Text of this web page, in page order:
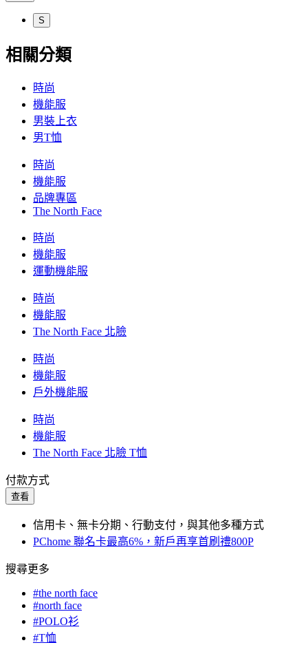
S
相關分類
時尚
機能服
男裝上衣
男T恤
時尚
機能服
品牌專區
The North Face
時尚
機能服
運動機能服
時尚
機能服
The North Face 北臉
時尚
機能服
戶外機能服
時尚
機能服
The North Face 北臉 T恤
付款方式
查看
信用卡、無卡分期、行動支付，與其他多種方式
PChome 聯名卡最高6%，新戶再享首刷禮800P
搜尋更多
#the north face
#north face
#POLO衫
#T恤